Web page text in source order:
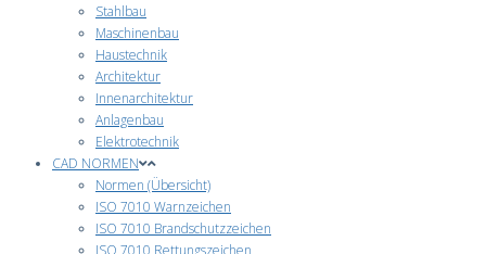
Stahlbau
Maschinenbau
Haustechnik
Architektur
Innenarchitektur
Anlagenbau
Elektrotechnik
CAD NORMEN
Normen (Übersicht)
ISO 7010 Warnzeichen
ISO 7010 Brandschutzzeichen
ISO 7010 Rettungszeichen